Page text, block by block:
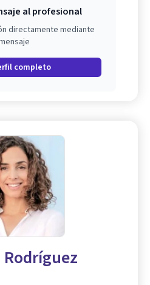
al profesional
directamente mediante
completo